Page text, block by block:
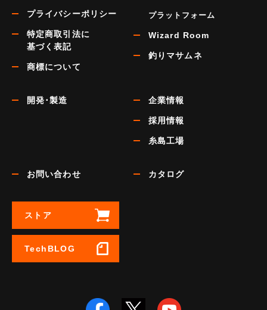
プライバシーポリシー
特定商取引法に
基づく表記
商標について
プラットフォーム
Wizard Room
釣りマサムネ
開発･製造 企業情報
採用情報
糸島工場
お問い合わせ カタログ
ストア
TechBLOG